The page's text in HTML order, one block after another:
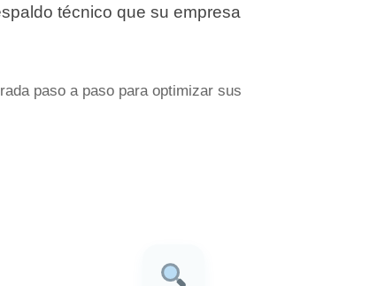
técnico que su empresa
paso a paso para optimizar sus